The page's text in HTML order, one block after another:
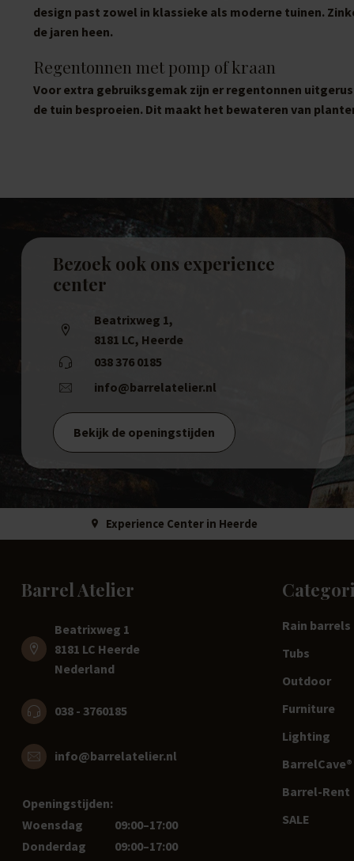
design past zowel in klassieke als moderne tuinen.
de jaren heen.
Regentonnen met pomp of kraan
Voor extra gebruiksgemak zijn er regentonnen
de tuin besproeien. Dit maakt het bewateren van
Bezoek ook ons experience
center
Beatrixweg 1,
8181 LC, Heerde
038 376 0185
info@barrelatelier.nl
Bekijk de openingstijden
Experience Center in Heerde
Barrel Atelier
Beatrixweg 1
8181 LC Heerde
Nederland
038 - 3760185
info@barrelatelier.nl
Openingstijden:
Woensdag
09:00–17:00
Donderdag
09:00–17:00
Rain barrels
Tubs
Outdoor
Furniture
Lighting
Barrel-Rent
SALE